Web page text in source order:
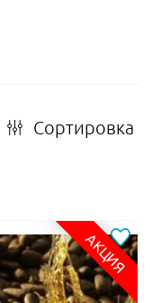
Сортировка
АКЦИЯ